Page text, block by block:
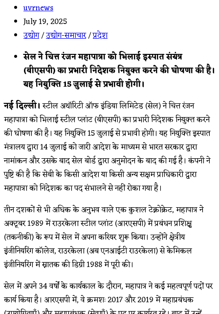
Post
author:
uvrnews
Post
published:
July 19, 2025
Post
category:
उद्योग/उद्योग-समाचार/प्रदेश
सेल ने चित्त रंजन महापात्रा को भिलाई इस्पात संयंत्र
(बीएसपी) का प्रभारी निदेशक नियुक्त करने की घोषणा की है।
यह नियुक्ति 15 जुलाई से प्रभावी होगी।
नई दिल्ली।स्टील अथॉरिटी ऑफ इंडिया लिमिटेड (सेल) ने चित्त रंजन
महापात्रा को भिलाई स्टील प्लांट (बीएसपी) का प्रभारी निदेशक नियुक्त करने
की घोषणा की है। यह नियुक्ति 15 जुलाई से प्रभावी होगी। यह नियुक्ति इस्पात
मंत्रालय द्वारा 14 जुलाई को जारी आदेश के माध्यम से भारत सरकार द्वारा
नामांकन और उसके बाद सेल बोर्ड द्वारा अनुमोदन के बाद की गई है। कंपनी ने
पुष्टि की है कि सेबी के किसी आदेश या किसी अन्य सक्षम प्राधिकारी द्वारा
महापात्रा को निदेशक का पद संभालने से नहीं रोका गया है।
तीन दशकों से भी अधिक के अनुभव वाले एक कुशल टेक्नोक्रेट, महापात्र ने
अक्टूबर 1989 में राउरकेला स्टील प्लांट (आरएसपी) में प्रबंधन प्रशिक्षु
(तकनीकी) के रूप में सेल में अपना करियर शुरू किया। उन्होंने क्षेत्रीय
इंजीनियरिंग कॉलेज, राउरकेला (अब एनआईटी राउरकेला) से केमिकल
इंजीनियरिंग में स्नातक की डिग्री 1988 में पूरी की।
सेल में अपने 34 वर्षों के कार्यकाल के दौरान, महापात्र ने कई महत्वपूर्ण पदों पर
कार्य किया है। आरएसपी में, वे क्रमशः 2017 और 2019 में महाप्रबंधक